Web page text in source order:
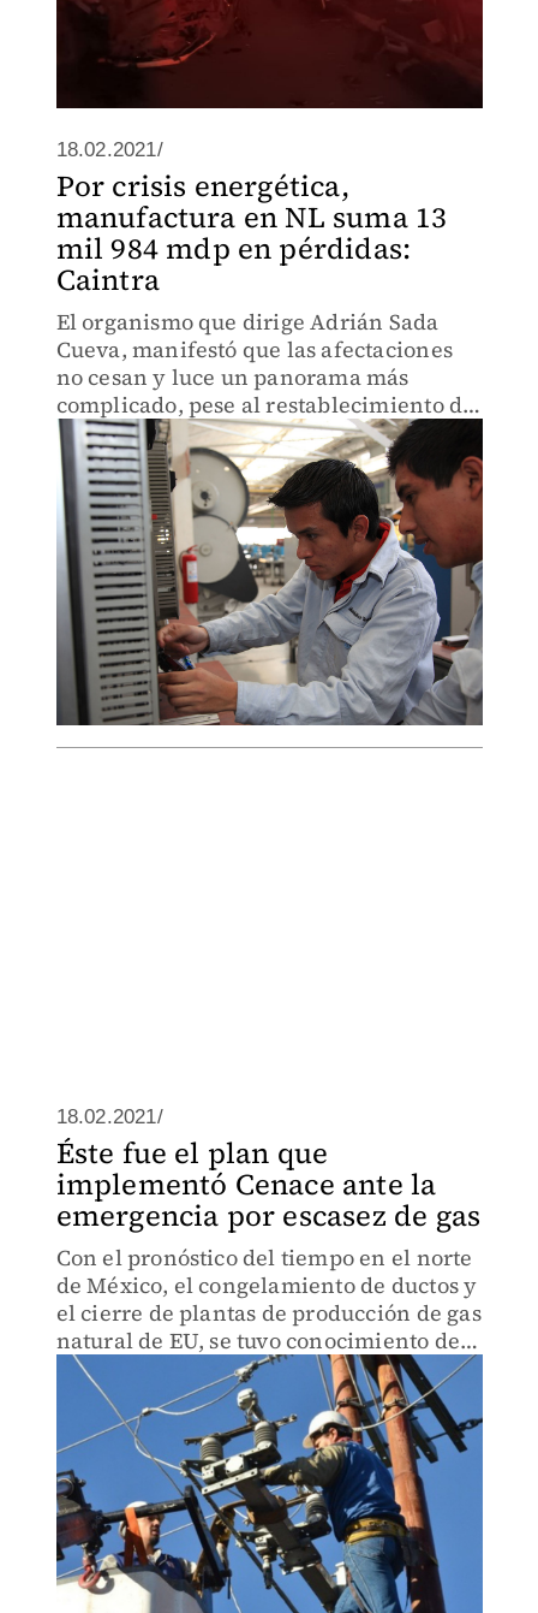
18.02.2021/
Por crisis energética,
manufactura en NL suma 13
mil 984 mdp en pérdidas:
Caintra
El organismo que dirige Adrián Sada
Cueva, manifestó que las afectaciones
no cesan y luce un panorama más
complicado, pese al restablecimiento del
suministro.
18.02.2021/
Éste fue el plan que
implementó Cenace ante la
emergencia por escasez de gas
Con el pronóstico del tiempo en el norte
de México, el congelamiento de ductos y
el cierre de plantas de producción de gas
natural de EU, se tuvo conocimiento del
riesgo de déficit de capacidad de
generación en las centrales eléctricas
del país.